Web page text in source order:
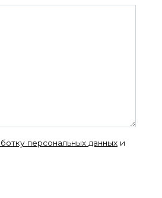
персональных данных и